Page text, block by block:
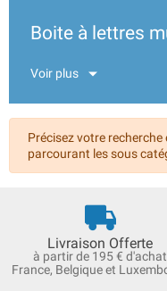
Boite à lettres
Voir plus
Précisez votre
parcourant les sous
Livraison Offerte
à partir de 195 € d'achat
France, Belgique et